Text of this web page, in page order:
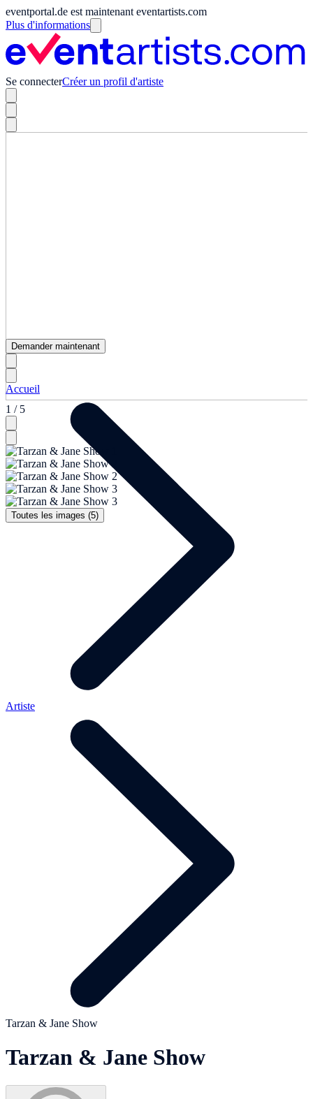
eventportal.de est maintenant eventartists.com
Plus d'informations
Se connecterCréer un profil d'artiste
1 / 5
Toutes les images (5)
Demander maintenant
Accueil
Artiste
Tarzan & Jane Show
Tarzan & Jane Show